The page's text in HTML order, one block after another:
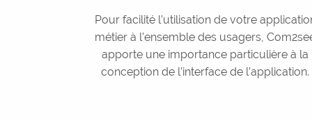
Pour facilité l’utilisation de votre
métier à l’ensemble des usagers,
apporte une importance particulière à la
conception de l’interface de l’application.